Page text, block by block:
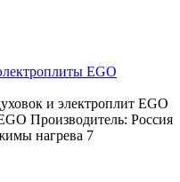
EGO
и электроплит EGO
Производитель: Россия
нагрева 7